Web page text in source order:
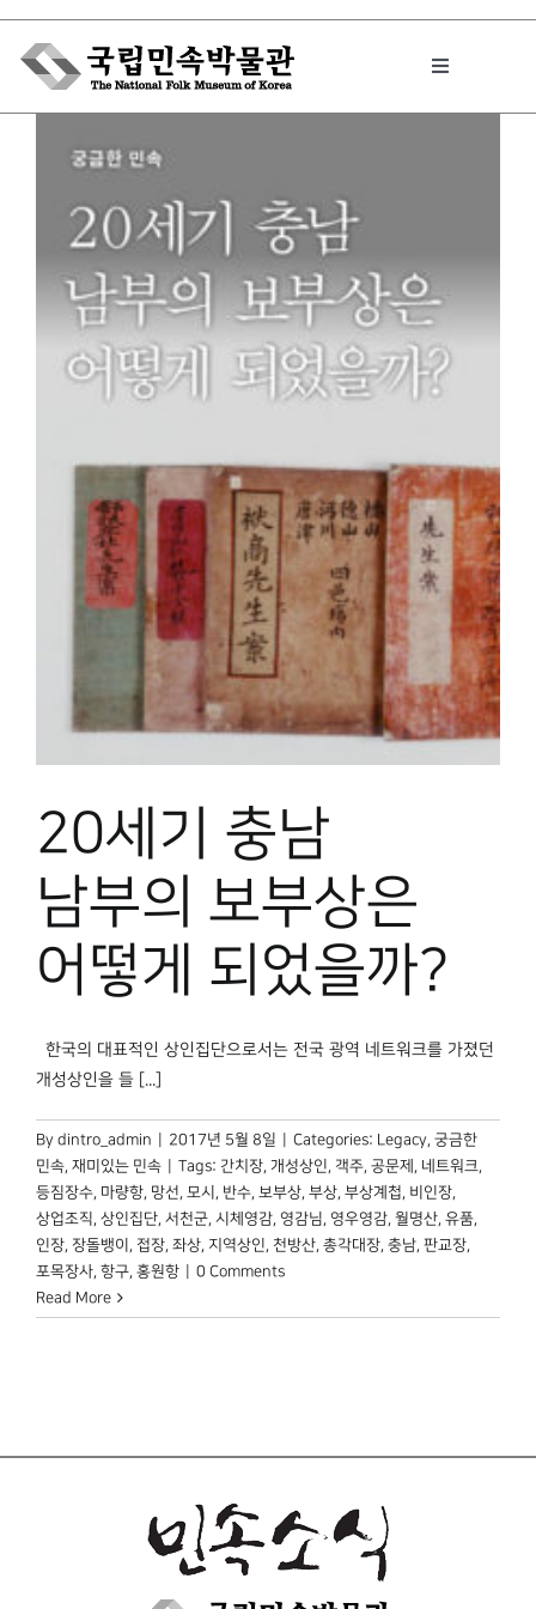
Skip
content
Toggle
박물관에서는
민속이야기
민속 인사이드
박물관 홈페이지
20세기 충남
남부의 보부상은
어떻게 되었을까?
한국의 대표적인 상인집단으로서는 전국 광역 네트워크를 가졌던
개성상인을 들 [...]
By dintro_admin 2017년 5월 8일 Categories: Legacy, 궁금한
민속, 재미있는 민속 Tags: 간치장, 개성상인, 객주, 공문제 , 네트워크,
등짐장수, 마량항, 망선, 모시 , 반수, 보부상, 부상, 부상계첩, 비인장,
상업조직, 상인집단, 서천군, 시체영감, 영감님, 영우영감, 월명산, 유품,
인장, 장돌뱅이 , 접장, 좌상, 지역상인, 천방산, 총각대장, 충남, 판교장,
포목장사, 항구, 홍원항
0 Comments
Read More